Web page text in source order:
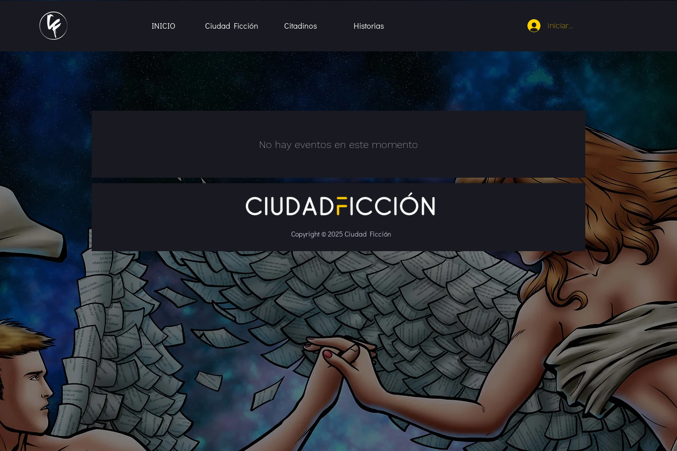
INICIO Ciudad Ficción Citadinos Historias Iniciar sesión
No hay eventos en este momento
Copyright © 2025 Ciudad Ficción